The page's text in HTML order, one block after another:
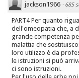
jackson1966 · 685
PART4 Per quanto
dell'omeopatia che, a
grande competenza
malattia che
loro utilizzo è da
le istruzioni si può
ci sono istruzioni.